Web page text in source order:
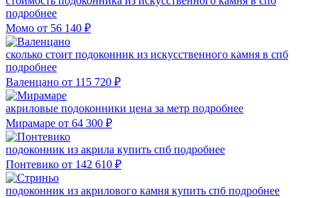
подробнее
Момо от 56 140 ₽
сколько стоит подоконник из искусственного камня в спб
подробнее
Валенцано от 115 720 ₽
акриловые подоконники цена за метр подробнее
Мирамаре от 64 300 ₽
подоконник из акрила купить спб подробнее
Понтевико от 142 610 ₽
подоконник из акрилового камня купить спб подробнее